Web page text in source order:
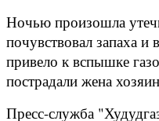
Ночью произошла
почувствовал запаха и
привело к вспышке
пострадали жена
Пресс-служба